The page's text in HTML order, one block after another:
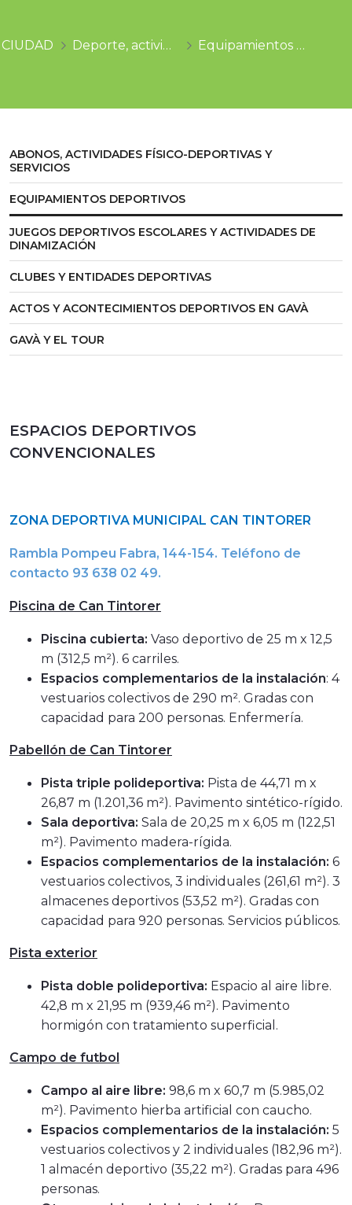
CIUDAD Deporte, actividad física y salud Equipamientos deportivos
ABONOS, ACTIVIDADES FÍSICO-DEPORTIVAS Y
SERVICIOS
EQUIPAMIENTOS DEPORTIVOS
JUEGOS DEPORTIVOS ESCOLARES Y ACTIVIDADES DE
DINAMIZACIÓN
CLUBES Y ENTIDADES DEPORTIVAS
ACTOS Y ACONTECIMIENTOS DEPORTIVOS EN GAVÀ
GAVÀ Y EL TOUR
ESPACIOS DEPORTIVOS
CONVENCIONALES
ZONA DEPORTIVA MUNICIPAL CAN TINTORER
Rambla Pompeu Fabra, 144-154. Teléfono de
contacto 93 638 02 49.
Piscina de Can Tintorer
Piscina cubierta: Vaso deportivo de 25 m x 12,5
m (312,5 m²). 6 carriles.
Espacios complementarios de la instalación: 4
vestuarios colectivos de 290 m². Gradas con
capacidad para 200 personas. Enfermería.
Pabellón de Can Tintorer
Pista triple polideportiva: Pista de 44,71 m x
26,87 m (1.201,36 m²). Pavimento sintético-rígido.
Sala deportiva: Sala de 20,25 m x 6,05 m (122,51
m²). Pavimento madera-rígida.
Espacios complementarios de la instalación: 6
vestuarios colectivos, 3 individuales (261,61 m²). 3
almacenes deportivos (53,52 m²). Gradas con
capacidad para 920 personas. Servicios públicos.
Pista exterior
Pista doble polideportiva: Espacio al aire libre.
42,8 m x 21,95 m (939,46 m²). Pavimento
hormigón con tratamiento superficial.
Campo de futbol
Campo al aire libre: 98,6 m x 60,7 m (5.985,02
m²). Pavimento hierba artificial con caucho.
Espacios complementarios de la instalación: 5
vestuarios colectivos y 2 individuales (182,96 m²).
1 almacén deportivo (35,22 m²). Gradas para 496
personas.